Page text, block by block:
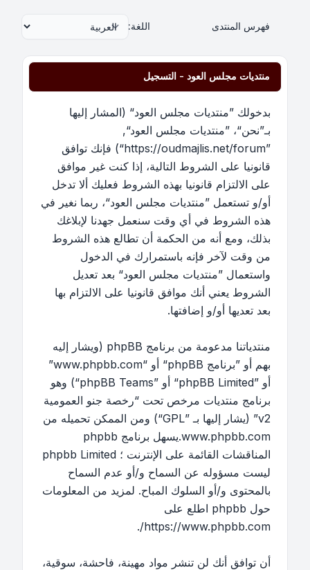
فهرس المنتدى اللغة:
منتديات مجلس العود - التسجيل
بدخولك ”منتديات مجلس العود“ (المشار إليها
بـ”نحن“، ”منتديات مجلس العود“,
”https://oudmajlis.net/forum“) فإنك توافق
قانونيا على الشروط التالية، إذا كنت غير موافق
على الالتزام قانونيا بهذه الشروط فعليك ألا تدخل
أو/و تستعمل ”منتديات مجلس العود“، ربما نغير في
هذه الشروط في أي وقت سنعمل جهدنا لإبلاغك
بذلك، ومع أنه من الحكمة أن تطالع هذه الشروط
من وقت لآخر فإنه باستمرارك في الدخول
واستعمال ”منتديات مجلس العود“ بعد تعديل
الشروط يعني أنك موافق قانونيا على الالتزام بها
بعد تعديها أو/و إضافتها.
منتدياتنا مدعومة من برنامج phpBB (ويشار إليه
بهم أو ”برنامج phpBB“ أو “www.phpbb.com”
أو ”phpBB Limited“ أو ”phpBB Teams“) وهو
برنامج منتديات مرخص تحت “رخصة جنو العمومية
v2” (يشار إليها بـ ”GPL“) ومن الممكن تحميله من
www.phpbb.com
.يسهل برنامج phpbb
المناقشات القائمة على الإنترنت ؛ phpbb Limited
ليست مسؤوله عن السماح و/أو عدم السماح
بالمحتوى و/أو السلوك المباح. لمزيد من المعلومات
حول phpbb اطلع على
https://www.phpbb.com/
.
أن توافق أنك لن تنشر مواد مهينة، فاحشة، سوقية،